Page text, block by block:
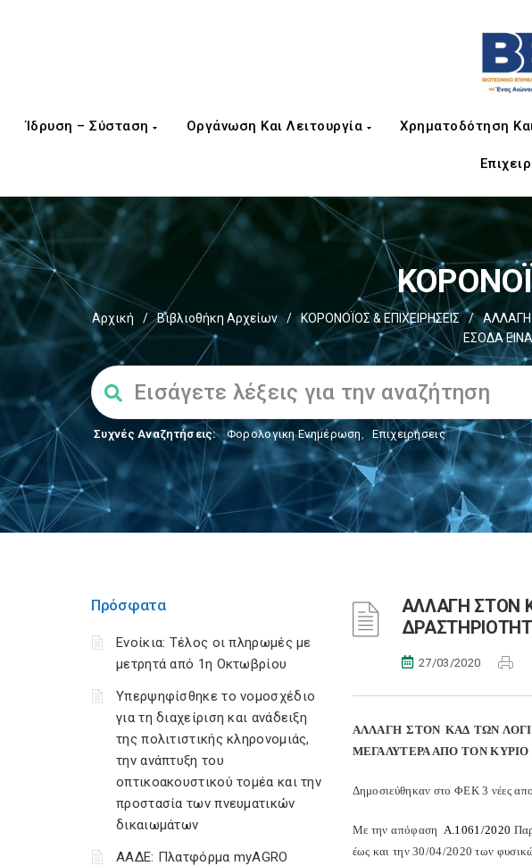
Ίδρυση – Σύσταση Οργάνωση Και Λειτουργία Χρηματοδότηση
Αρχική / Βιβλιοθήκη Αρχείων / ΚΟΡΟΝΟΪΟΣ & ΕΠΙΧΕΙΡΗΣΕΙΣ /
ΑΛΛΑΓΗ
ΕΣΟΔΑ
Συχνές Αναζητήσεις: Φορολογικη Ενημέρωση, Επιχειρήσεις
Πρόσφατα
Ενοίκια: Τέλος οι πληρωμές με
μετρητά από 1η Οκτωβρίου
Υπερψηφίσθηκε το νομοσχέδιο
για τη διαχείριση και ανάδειξη
της πολιτιστικής κληρονομιάς,
την ανάπτυξη του
οπτικοακουστικού τομέα και την
προστασία των πνευματικών
δικαιωμάτων
ΑΑΔΕ: Πλατφόρμα myAGRO
ΑΛΛΑΓΗ ΣΤΟΝ
27/03/2020
ΑΛΛΑΓΗ ΣΤΟΝ ΚΑΔ ΤΩΝ
ΜΕΓΑΛΥΤΕΡΑ ΑΠΟ ΤΟΝ ΚΥΡΙΟ
Δημοσιεύθηκαν στο ΦΕΚ 3 νέες
Με την απόφαση Α.1061/2020
έως και την 30/04/2020 των